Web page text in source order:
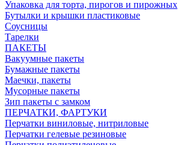
Упаковка для торта, пирогов и пирожных
Бутылки и крышки пластиковые
Соусницы
Тарелки
ПАКЕТЫ
Вакуумные пакеты
Бумажные пакеты
Маечки, пакеты
Мусорные пакеты
Зип пакеты с замком
ПЕРЧАТКИ, ФАРТУКИ
Перчатки виниловые, нитриловые
Перчатки гелевые резиновые